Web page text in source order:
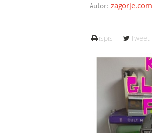
Autor: zagorje.com
ispis Tweet